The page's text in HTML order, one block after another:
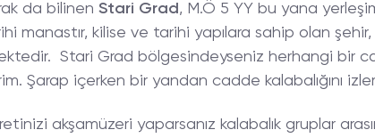
da bilinen Stari Grad , M.Ö 5 YY bu yana
manastır, kilise ve tarihi yapılara sahip olan
Stari Grad bölgesindeyseniz herhangi bir
Şarap içerken bir yandan cadde kalabalığını
akşamüzeri yaparsanız kalabalık gruplar